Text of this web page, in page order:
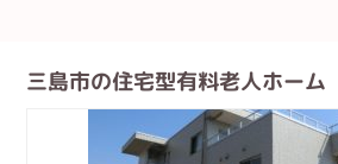
三島市の住宅型有料老人ホーム